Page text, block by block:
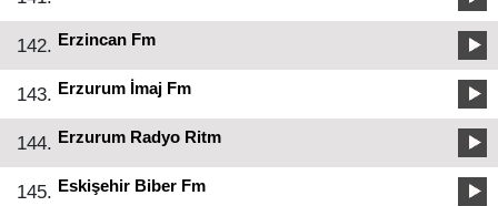
142. Erzincan Fm
143. Erzurum İmaj Fm
144. Erzurum Radyo Ritm
145. Eskişehir Biber Fm